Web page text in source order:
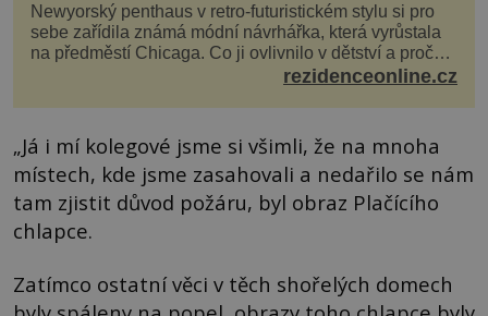
Newyorský penthaus v retro-futuristickém stylu si pro
sebe zařídila známá módní návrhářka, která vyrůstala
na předměstí Chicaga. Co ji ovlivnilo v dětství a proč
vypadá její domov právě takto? Interié...rezidenceonline.cz
„Já i mí kolegové jsme si všimli, že na mnoha
místech, kde jsme zasahovali a nedařilo se nám
tam zjistit důvod požáru, byl obraz Plačícího
chlapce.
Zatímco ostatní věci v těch shořelých domech